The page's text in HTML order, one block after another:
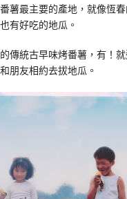
薯最主要的產地，就像恆
有好吃的地瓜。
傳統古早味烤番薯，有！
朋友相約去拔地瓜。